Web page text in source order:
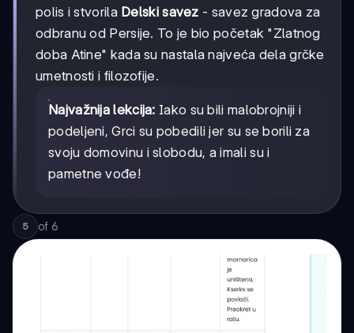
polis i stvorila Delski savez - savez gradova za
odbranu od Persije. To je bio početak "Zlatnog
doba Atine" kada su nastala najveća dela grčke
umetnosti i filozofije.
Najvažnija lekcija: Iako su bili malobrojniji i
podeljeni, Grci su pobedili jer su se borili za
svoju domovinu i slobodu, a imali su i
pametne vođe!
5 of 6